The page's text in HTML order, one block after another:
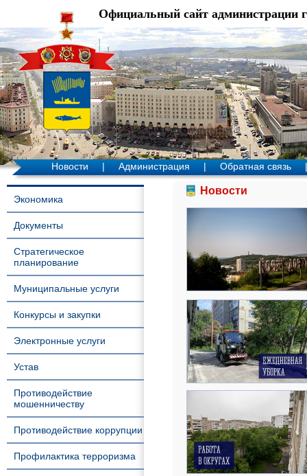
Официальный сайт администрации
Новости | Администрация | Обратная связь |
Экономика
Документы
Стратегическое
планирование
Муниципальные услуги
Конкурсы и закупки
Электронные услуги
Устав
Противодействие
мошенничеству
Противодействие коррупции
Профилактика терроризма
Новости